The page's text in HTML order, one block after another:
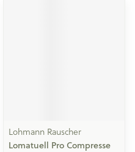
Lohmann Rauscher
Lomatuell Pro Compresse